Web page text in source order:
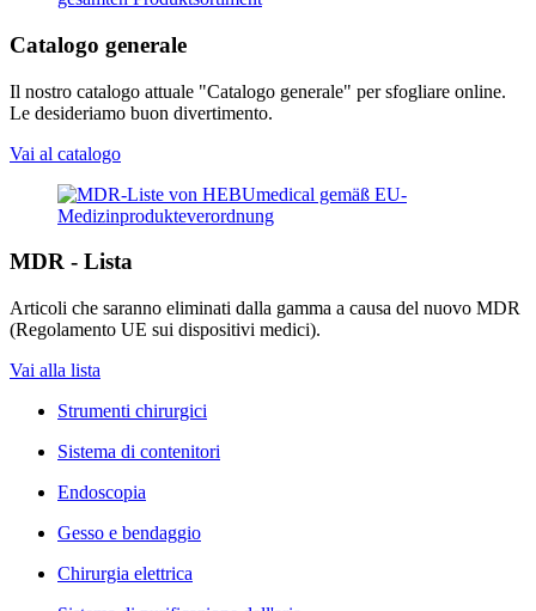
Catalogo generale
Il nostro catalogo attuale "Catalogo generale" per sfogliare online.
Le desideriamo buon divertimento.
Vai al catalogo
MDR - Lista
Articoli che saranno eliminati dalla gamma a causa del nuovo MDR
(Regolamento UE sui dispositivi medici).
Vai alla lista
Strumenti chirurgici
Sistema di contenitori
Endoscopia
Gesso e bendaggio
Chirurgia elettrica